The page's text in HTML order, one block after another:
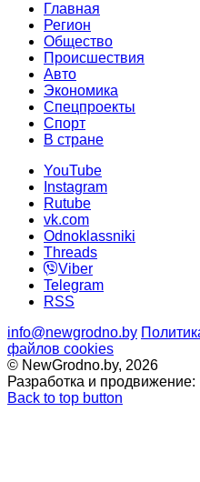
Главная
Регион
Общество
Происшествия
Авто
Экономика
Спецпроекты
Cпорт
В стране
YouTube
Instagram
Rutube
vk.com
Odnoklassniki
Threads
Viber
Telegram
RSS
info@newgrodno.by
файлов cookies
© NewGrodno.by, 2026
Разработка и продвижение:
Back to top button